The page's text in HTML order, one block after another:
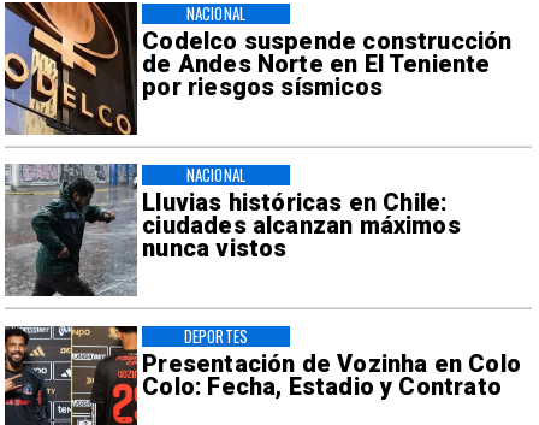
Codelco suspende construcción
de Andes Norte en El Teniente
por riesgos sísmicos
NACIONAL
Lluvias históricas en Chile:
ciudades alcanzan máximos
nunca vistos
NACIONAL
Presentación de Vozinha en Colo
Colo: Fecha, Estadio y Contrato
DEPORTES